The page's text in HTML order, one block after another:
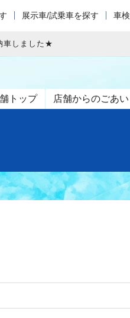
展示車/試乗車を探す 車
車しました★
トップ 店舗からのごあ